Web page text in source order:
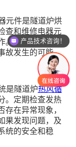
元件是隧道炉烘
查和维修电器元
。定期检查电线
故发生的可能，
是隧道炉热风循
。定期检查发热
在异常现象，
果发现问题，及
统的安全和稳
产品技术咨询！